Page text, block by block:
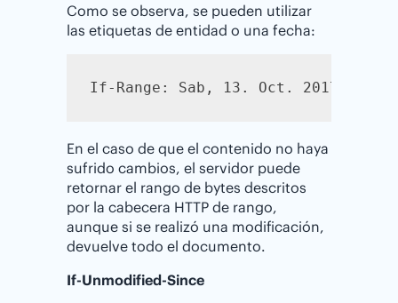
Como se observa, se pueden utilizar
las etiquetas de entidad o una fecha:
If-Range: Sab, 13. Oct. 2017
En el caso de que el contenido no haya
sufrido cambios, el servidor puede
retornar el rango de bytes descritos
por la cabecera HTTP de rango,
aunque si se realizó una modificación,
devuelve todo el documento.
If-Unmodified-Since